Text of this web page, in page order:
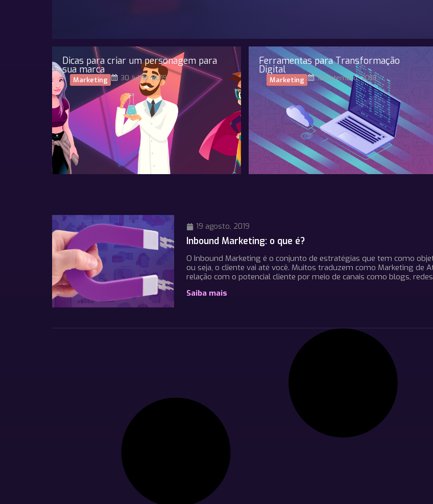
Dicas para criar um personagem para
sua marca
Marketing 30 Julho, 2019
Ferramentas para Transformação
Digital
Marketing 18 Setembro, 2018
19 agosto, 2019
Inbound Marketing: o que é?
O Inbound Marketing é o conjunto de estratégias que tem como
ou seja, o cliente vai até você. Muitos traduzem como Marketing de
relação com o potencial cliente por meio de canais como blogs,
Saiba mais